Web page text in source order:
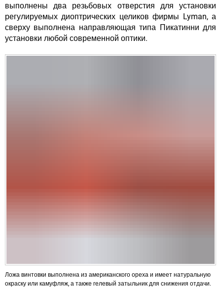
выполнены два резьбовых отверстия для установки
регулируемых диоптрических целиков фирмы Lyman, а
сверху выполнена направляющая типа Пикатинни для
установки любой современной оптики.
Ложа винтовки выполнена из американского ореха и имеет натуральную
окраску или камуфляж, а также гелевый затыльник для снижения отдачи.